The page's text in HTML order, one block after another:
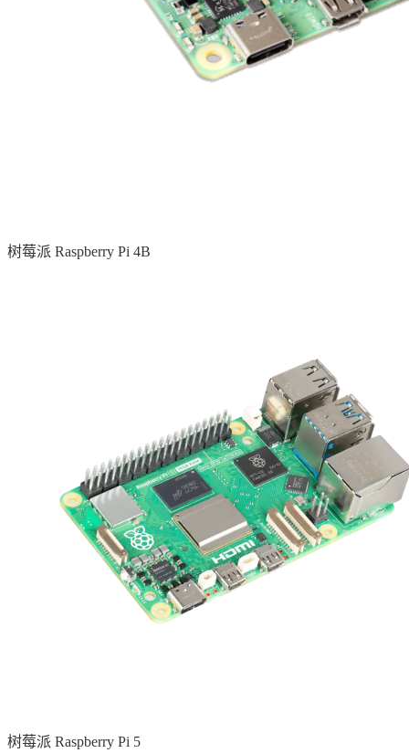
树莓派 Raspberry Pi 4B
树莓派 Raspberry Pi 5